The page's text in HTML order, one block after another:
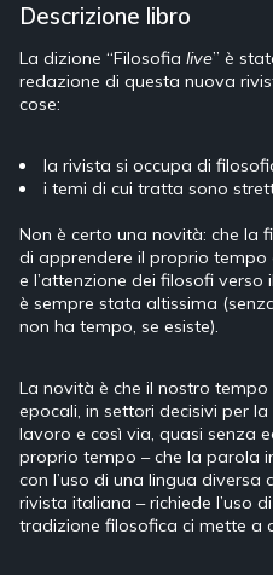
Descrizione libro
La dizione “Filosofialive” è
redazione di questa nuova
cose:
la rivista si occupa di
i temi di cui tratta sono
Non è certo una novità: che la
di apprendere il proprio tempo
e l’attenzione dei filosofi
è sempre stata altissima
non ha tempo, se esiste).
La novità è che il nostro
epocali, in settori decisivi per
lavoro e così via, quasi senza
proprio tempo – che la parola
con l’uso di una lingua diversa
rivista italiana – richiede l’uso
tradizione filosofica ci mette a